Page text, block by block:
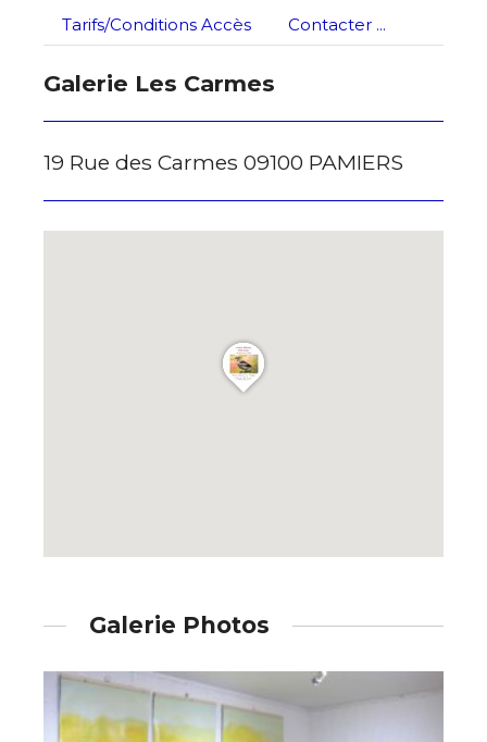
* Champ obligatoire
Tarifs/Conditions Accès Contacter ...
Galerie Les Carmes
19 Rue des Carmes 09100 PAMIERS
Galerie Photos